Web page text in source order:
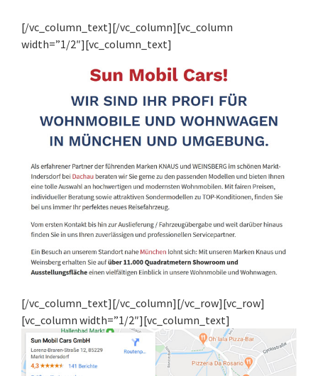
[/vc_column_text][/vc_column][vc_column
width=”1/2″][vc_column_text]
[/vc_column_text][/vc_column][/vc_row][vc_row]
[vc_column width=”1/2″][vc_column_text]